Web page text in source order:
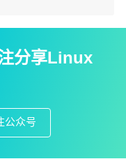
分享Linux
公众号